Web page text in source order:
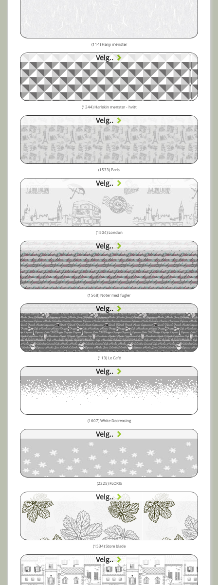
(114) Hanji mønster
Velg..
(1244) Harlekin mønster - hvitt
Velg..
(1533) Paris
Velg..
(1504) London
Velg..
(1568) Noter med fugler
Velg..
(113) Le Café
Velg..
(1607) White Decreasing
Velg..
(2325) FLORIS
Velg..
(1534) Store blade
Velg..